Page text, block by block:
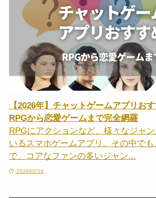
【2026年】チャットゲームアプリおす
RPGから恋愛ゲームまで完全網羅
RPGにアクションなど、様々なジャ
いるスマホゲームアプリ。その中で
で、コアなファンの多いジャン...
2026/02/19